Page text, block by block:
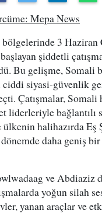
Mepa News
3 Haziran
şiddetli
Bu gelişme, Somali
ciddi siyasi-güvenlik
Çatışmalar, Somali
liderleriyle bağlantılı
ülkenin halihazırda Eş
daha geniş bir
ve Abdiaziz
yoğun silah
yanan araçlar ve